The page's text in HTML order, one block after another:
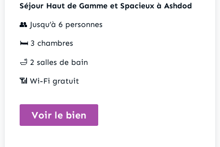
Séjour Haut de Gamme et Spacieux à Ashdod
👥 Jusqu’à 6 personnes
🛏️ 3 chambres
🛁 2 salles de bain
📶 Wi-Fi gratuit
Voir le bien